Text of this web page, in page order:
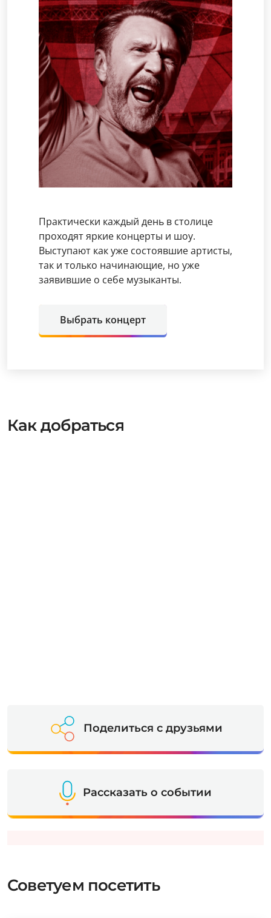
Практически каждый день в столице
проходят яркие концерты и шоу.
Выступают как уже состоявшие артисты,
так и только начинающие, но уже
заявившие о себе музыканты.
Выбрать концерт
Как добраться
Поделиться с друзьями
Рассказать о событии
Советуем посетить